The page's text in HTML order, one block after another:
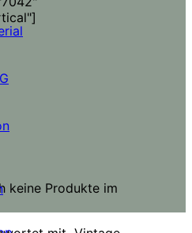
keine Produkte im